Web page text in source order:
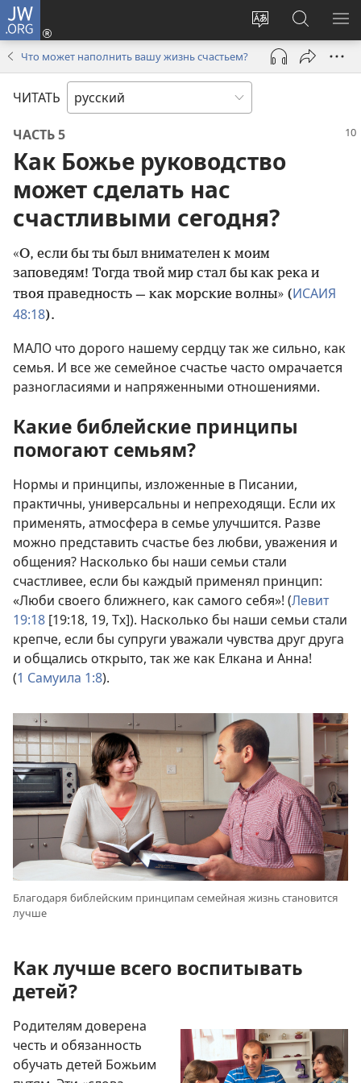
JW.ORG
Изменить
язык
сайта
Войти
(открывается
новом
окне)
Поиск
по
jw.org
Что может наполнить вашу жизнь счастьем?
ЧИТАТЬ
ЧАСТЬ 5
Как Божье руководство
может сделать нас
счастливыми сегодня?
«О, если бы ты был внимателен к моим
заповедям! Тогда твой мир стал бы как река и
твоя праведность — как морские волны» (ИСАИЯ
48:18).
МАЛО что дорого нашему сердцу так же сильно, как
семья. И все же семейное счастье часто омрачается
разногласиями и напряженными отношениями.
Какие библейские принципы
помогают семьям?
Нормы и принципы, изложенные в Писании,
практичны, универсальны и непреходящи. Если их
применять, атмосфера в семье улучшится. Разве
можно представить счастье без любви, уважения и
общения? Насколько бы наши семьи стали
счастливее, если бы каждый применял принцип:
«Люби своего ближнего, как самого себя»! (Левит
19:18 [19:18, 19, Тх]). Насколько бы наши семьи стали
крепче, если бы супруги уважали чувства друг друга
и общались открыто, так же как Елкана и Анна!
(1 Самуила 1:8).
Благодаря библейским принципам семейная жизнь становится
лучше
Как лучше всего воспитывать
детей?
Родителям доверена
честь и обязанность
обучать детей Божьим